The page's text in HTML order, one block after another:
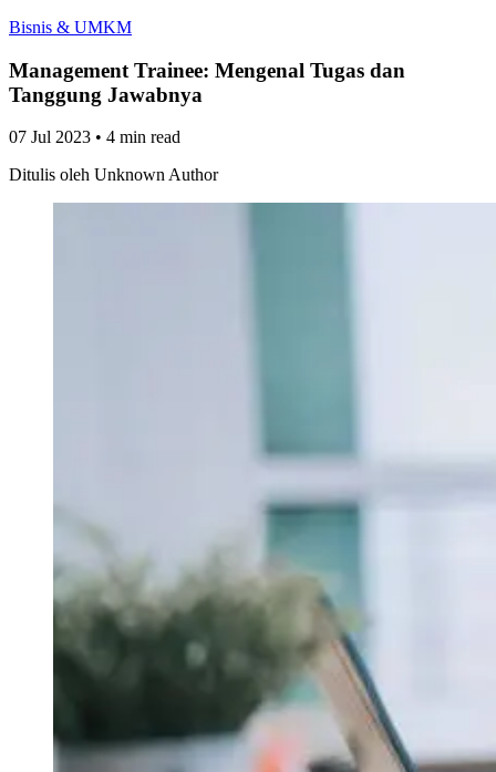
Bisnis & UMKM
Management Trainee: Mengenal Tugas dan
Tanggung Jawabnya
07 Jul 2023 • 4 min read
Ditulis oleh Unknown Author